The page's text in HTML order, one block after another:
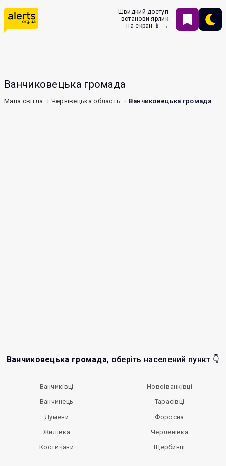
Швидкий доступ
встанови ярлик
на екран 📱 →
Ванчиковецька громада
Мапа світла Чернівецька область Ванчиковецька громада
Ванчиковецька громада, оберіть населений пункт 👇
Ванчиківці
Ванчинець
Думени
Жилівка
Костичани
Новоіванківці
Тарасівці
Форосна
Черленівка
Щербинці